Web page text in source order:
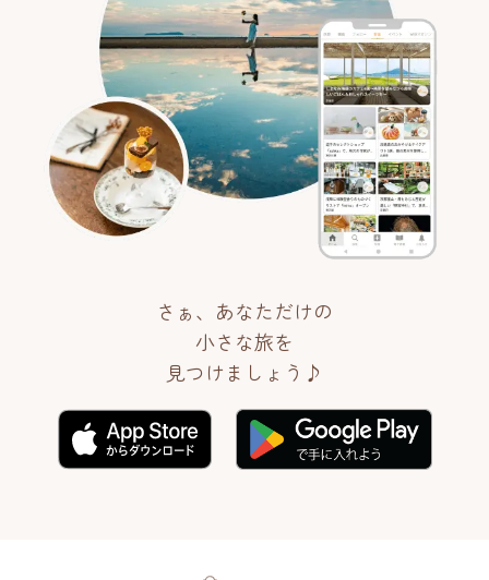
さぁ、あなただけの
小さな旅を
見つけましょう♪